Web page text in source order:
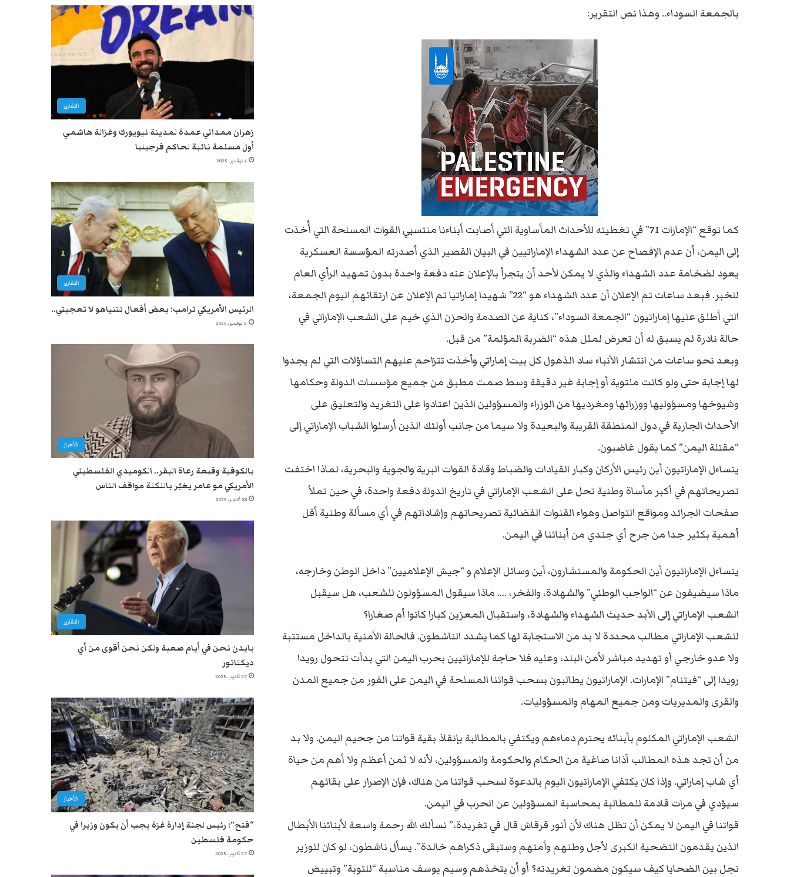
بالجمعة السوداء.. وهذا نص التقرير:
كما توقع “الإمارات 71” في تغطيته للأحداث المأساوية التي أصابت أبناءنا منتسبي القوات المسلحة التي أُخذت
إلى اليمن، أن عدم الإفصاح عن عدد الشهداء الإماراتيين في البيان القصير الذي أصدرته المؤسسة العسكرية
يعود لضخامة عدد الشهداء والذي لا يمكن لأحد أن يتجرأ بالإعلان عنه دفعة واحدة بدون تمهيد الرأي العام
للخبر. فبعد ساعات تم الإعلان أن عدد الشهداء هو “22” شهيدا إماراتيا تم الإعلان عن ارتقائهم اليوم الجمعة،
التي أطلق عليها إماراتيون “الجمعة السوداء”، كناية عن الصدمة والحزن الذي خيم على الشعب الإماراتي في
حالة نادرة لم يسبق له أن تعرض لمثل هذه “الضربة المؤلمة” من قبل.
وبعد نحو ساعات من انتشار الأنباء ساد الذهول كل بيت إماراتي وأخذت تتزاحم عليهم التساؤلات التي لم يجدوا
لها إجابة حتى ولو كانت ملتوية أو إجابة غير دقيقة وسط صمت مطبق من جميع مؤسسات الدولة وحكامها
وشيوخها ومسؤوليها ووزرائها ومغرديها من الوزراء والمسؤولين الذين اعتادوا على التغريد والتعليق على
الأحداث الجارية في دول المنطقة القريبة والبعيدة ولا سيما من جانب أولئك الذين أرسلوا الشباب الإماراتي إلى
“مقتلة اليمن” كما يقول غاضبون.
يتساءل الإماراتيون أين رئيس الأركان وكبار القيادات والضباط وقادة القوات البرية والجوية والبحرية، لماذا اختفت
تصريحاتهم في أكبر مأساة وطنية تحل على الشعب الإماراتي في تاريخ الدولة دفعة واحدة، في حين تملأ
صفحات الجرائد ومواقع التواصل وهواء القنوات الفضائية تصريحاتهم وإشاداتهم في أي مسألة وطنية أقل
أهمية بكثير جدا من جرح أي جندي من أبنائنا في اليمن.
يتساءل الإماراتيون أين الحكومة والمستشارون، أين وسائل الإعلام و “جيش الإعلاميين” داخل الوطن وخارجه،
ماذا سيضيفون عن “الواجب الوطني” والشهادة، والفخر، …. ماذا سيقول المسؤولون للشعب، هل سيقبل
الشعب الإماراتي إلى الأبد حديث الشهداء والشهادة، واستقبال المعزين كبارا كانوا أم صغارا؟
للشعب الإماراتي مطالب محددة لا بد من الاستجابة لها كما يشدد الناشطون. فالحالة الأمنية بالداخل مستتبة
ولا عدو خارجي أو تهديد مباشر لأمن البلد، وعليه فلا حاجة للإماراتيين بحرب اليمن التي بدأت تتحول رويدا
رويدا إلى “فيتنام” الإمارات. الإماراتيون يطالبون بسحب قواتنا المسلحة في اليمن على الفور من جميع المدن
والقرى والمديريات ومن جميع المهام والمسؤوليات.
الشعب الإماراتي المكلوم بأبنائه يحترم دماءهم ويكتفي بالمطالبة بإنقاذ بقية قواتنا من جحيم اليمن. ولا بد
من أن تجد هذه المطالب آذانا صاغية من الحكام والحكومة والمسؤولين، لأنه لا ثمن أعظم ولا أهم من حياة
أي شاب إماراتي. وإذا كان يكتفي الإماراتيون اليوم بالدعوة لسحب قواتنا من هناك، فإن الإصرار على بقائهم
سيؤدي في مرات قادمة للمطالبة بمحاسبة المسؤولين عن الحرب في اليمن.
قواتنا في اليمن لا يمكن أن تظل هناك لأن أنور قرقاش قال في تغريدة،” نسألك الله رحمة واسعة لأبنائنا الأبطال
الذين يقدمون التضحية الكبرى لأجل وطنهم وأمتهم وستبقى ذكراهم خالدة”. يسأل ناشطون، لو كان للوزير
نجل بين الضحايا كيف سيكون مضمون تغريدته؟ أو أن يتخذهم وسيم يوسف مناسبة “للتوبة” وتبييض
التقارير
زهران ممداني عمدة لمدينة نيويورك وغزالة هاشمي
أول مسلمة نائبة لحاكم فرجينيا
4 نوفمبر، 2025
التقارير
الرئيس الأمريكي ترامب: بعض أفعال نتنياهو لا تعجبني..
2 نوفمبر، 2025
الأخبار
بالكوفية وقبعة رعاة البقر.. الكوميدي الفلسطيني
الأمريكي مو عامر يغيّر بالنكتة مواقف الناس
28 أكتوبر، 2025
التقارير
بايدن نحن في أيام صعبة ولكن نحن أقوى من أي
ديكتاتور
27 أكتوبر، 2025
الأخبار
“فتح”: رئيس لجنة إدارة غزة يجب أن يكون وزيرا في
حكومة فلسطين
27 أكتوبر، 2025